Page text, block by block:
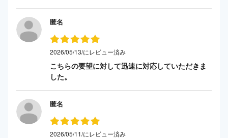
匿名
2026/05/13/にレビュー済み
こちらの要望に対して迅速に対応していただきま
した。
匿名
2026/05/11/にレビュー済み